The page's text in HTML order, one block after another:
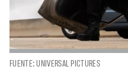
FUENTE: UNIVERSAL PICTURES